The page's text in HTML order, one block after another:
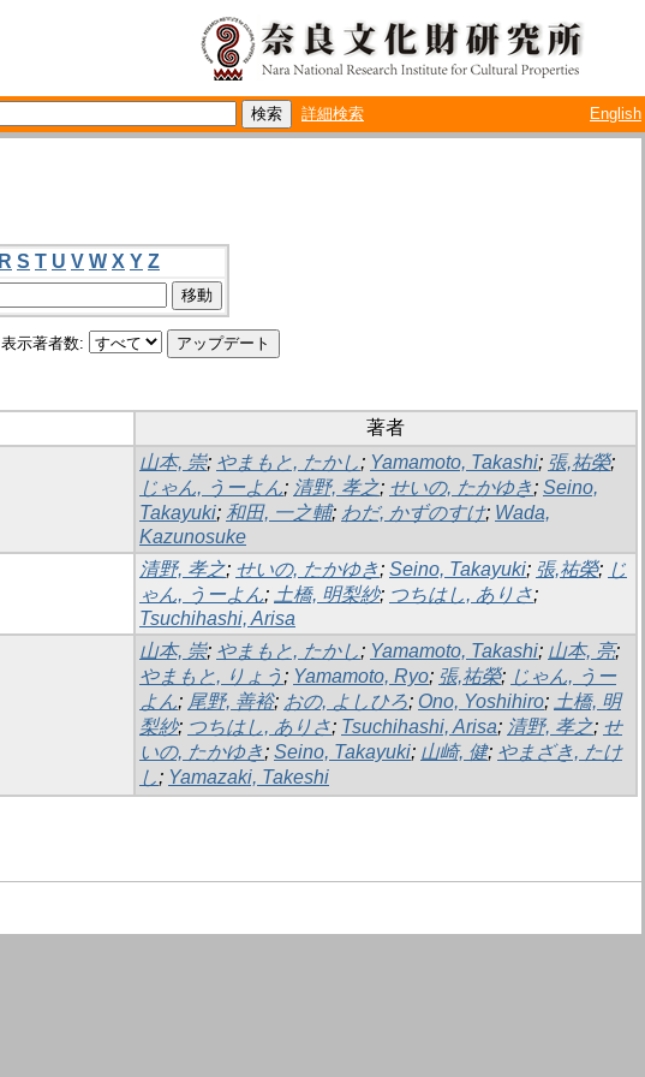
詳細検索 English
R S T U V W X Y Z
表示著者数:
著者
山本, 崇; やまもと, たかし; Yamamoto, Takashi; 張,祐榮;
じゃん, うーよん; 清野, 孝之; せいの, たかゆき; Seino,
Takayuki; 和田, 一之輔; わだ, かずのすけ; Wada,
Kazunosuke
清野, 孝之; せいの, たかゆき; Seino, Takayuki; 張,祐榮; じ
ゃん, うーよん; 土橋, 明梨紗; つちはし, ありさ;
Tsuchihashi, Arisa
山本, 崇; やまもと, たかし; Yamamoto, Takashi; 山本, 亮;
やまもと, りょう ; Yamamoto, Ryo; 張,祐榮; じゃん, うー
よん; 尾野, 善裕; おの, よしひろ; Ono, Yoshihiro; 土橋, 明
梨紗; つちはし, ありさ; Tsuchihashi, Arisa; 清野, 孝之; せ
いの, たかゆき; Seino, Takayuki; 山崎, 健; やまざき, たけ
し; Yamazaki, Takeshi